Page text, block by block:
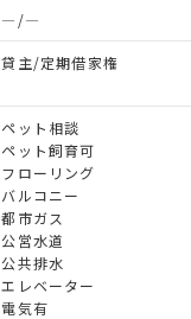
―/―
貸主/定期借家権
ペット相談
ペット飼育可
フローリング
バルコニー
都市ガス
公営水道
公共排水
エレベーター
電気有